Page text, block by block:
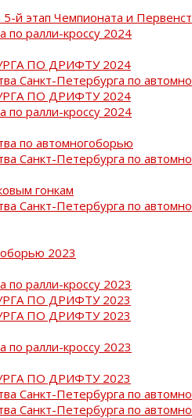
й этап Чемпионата и
по ралли-кроссу 2024
ПО ДРИФТУ 2024
Санкт-Петербурга по
ПО ДРИФТУ 2024
по ралли-кроссу 2024
по автомногоборью
Санкт-Петербурга по
гонкам
Санкт-Петербурга по
2023
по ралли-кроссу 2023
ПО ДРИФТУ 2023
ПО ДРИФТУ 2023
по ралли-кроссу 2023
ПО ДРИФТУ 2023
Санкт-Петербурга по
Санкт-Петербурга по